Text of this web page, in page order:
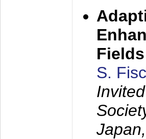
Fields
S.
Japan,